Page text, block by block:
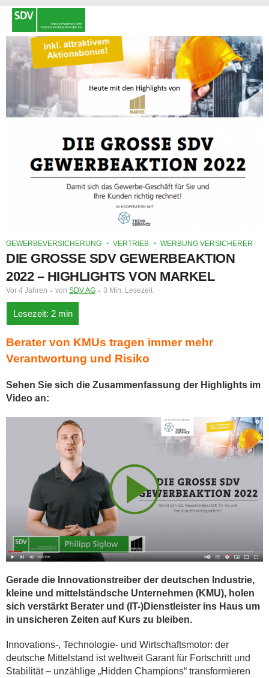
GEWERBEVERSICHERUNG VERTRIEB WERBUNG VERSICHERER
DIE GROSSE SDV GEWERBEAKTION 2
022 – HIGHLIGHTS VON MARKEL
Vor 4 Jahren von SDV AG 3 Min. Lesezeit
Berater von KMUs tragen immer mehr
Verantwortung und Risiko
Sehen Sie sich die Zusammenfassung der Highlights im
Video an:
Gerade die Innovationstreiber der deutschen Industrie,
kleine und mittelständsche Unternehmen (KMU), holen
sich verstärkt Berater und (IT-)Dienstleister ins Haus um
in unsicheren Zeiten auf Kurs zu bleiben.
Innovations-, Technologie- und Wirtschaftsmotor: der
deutsche Mittelstand ist weltweit Garant für Fortschritt und
Stabilität – unzählige „Hidden Champions“ transformieren